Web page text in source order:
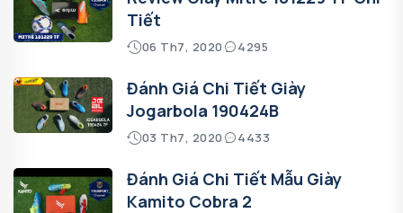
Tiết
06 Th7, 2020 4295
Đánh Giá Chi Tiết Giày
Jogarbola 190424B
03 Th7, 2020 4433
Đánh Giá Chi Tiết Mẫu Giày
Kamito Cobra 2